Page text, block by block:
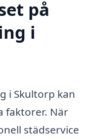
på
i
i Skultorp kan
faktorer. När
städservice